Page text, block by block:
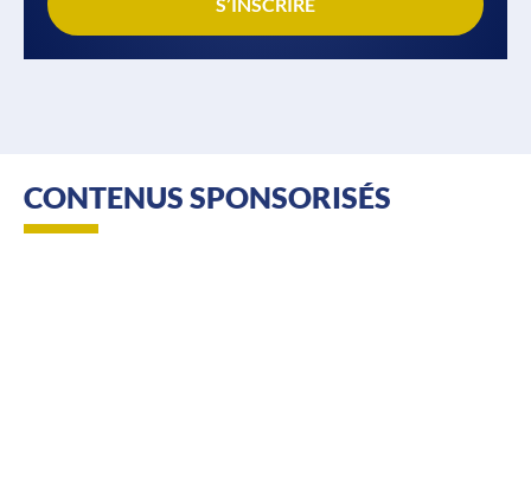
CONTENUS SPONSORISÉS